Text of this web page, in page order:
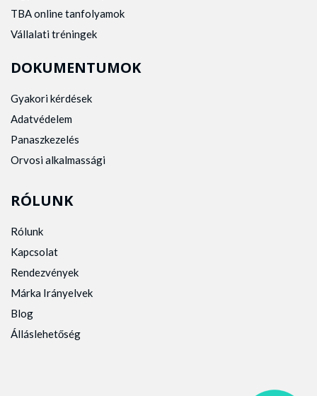
TBA online tanfolyamok
Vállalati tréningek
DOKUMENTUMOK
Gyakori kérdések
Adatvédelem
Panaszkezelés
Orvosi alkalmassági
RÓLUNK
Rólunk
Kapcsolat
Rendezvények
Márka Irányelvek
Blog
Álláslehetőség